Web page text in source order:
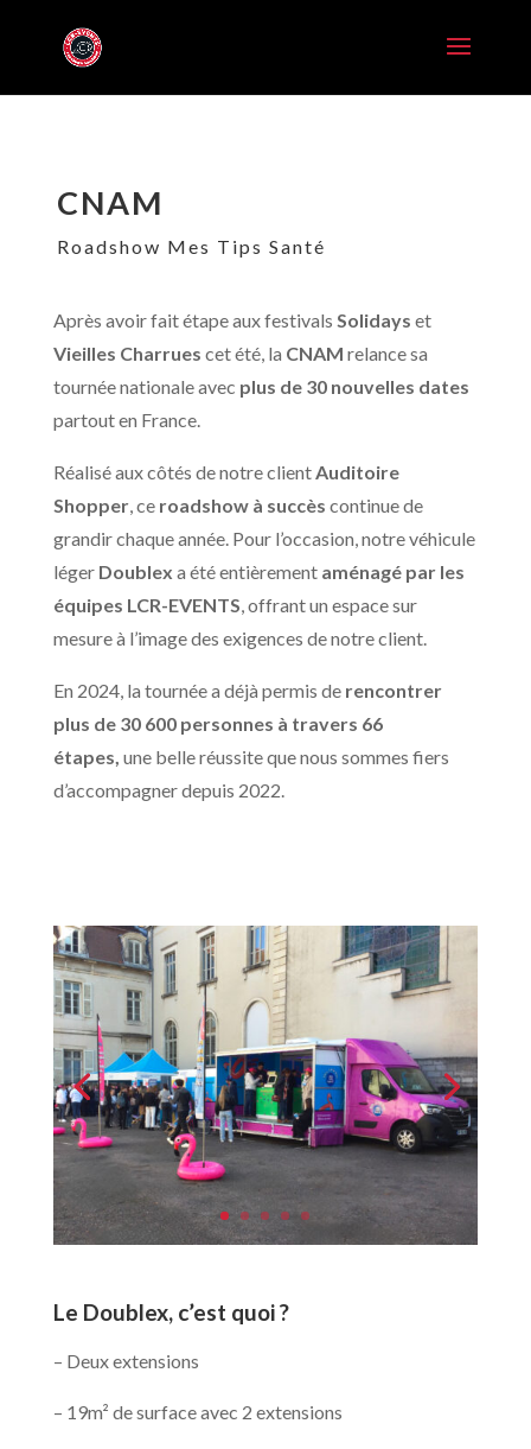
CNAM
Roadshow Mes Tips Santé
Après avoir fait étape aux festivals Solidays et
Vieilles Charrues cet été, la CNAM relance sa
tournée nationale avec plus de 30 nouvelles dates
partout en France.
Réalisé aux côtés de notre clientAuditoire
Shopper, ce roadshow à succès continue de
grandir chaque année. Pour l’occasion, notre véhicule
léger Doublex a été entièrement aménagé par les
équipes LCR-EVENTS, offrant un espace sur
mesure à l’image des exigences de notre client.
En 2024, la tournée a déjà permis de rencontrer
plus de 30 600 personnes à travers 66
étapes, une belle réussite que nous sommes fiers
d’accompagner depuis 2022.
Le Doublex, c’est quoi ?
– Deux extensions
– 19m² de surface avec 2 extensions